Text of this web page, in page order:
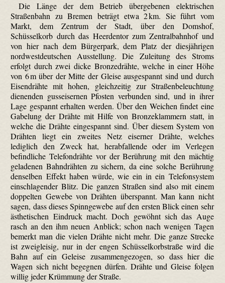
Die Länge der dem Betrieb übergebenen elektrischen
Straßenbahn zu Bremen beträgt etwa 2 km. Sie führt vom
Markt, dem Zentrum der Stadt, über den Domshof,
Schüsselkorb durch das Heerdentor zum Zentralbahnhof und
von hier nach dem Bürgerpark, dem Platz der diesjährigen
nordwestdeutschen Ausstellung. Die Zuleitung des Stroms
erfolgt durch zwei dicke Bronzedrähte, welche in einer Höhe
von 6 m über der Mitte der Gleise ausgespannt sind und durch
Eisendrähte mit hohen, gleichzeitig zur Straßenbeleuchtung
dienenden gusseisernen Pfosten verbunden sind, und in ihrer
Lage gespannt erhalten werden. Über den Weichen findet eine
Gabelung der Drähte mit Hilfe von Bronzeklammern statt, in
welche die Drähte eingespannt sind. Über diesem System von
Drähten liegt ein zweites Netz eiserner Drähte, welches
lediglich den Zweck hat, herabfallende oder im Verlegen
befindliche Telefondrähte vor der Berührung mit den mächtig
geladenen Bahndrähten zu sichern, da eine solche Berührung
denselben Effekt haben würde, wie ein in ein Telefonsystem
einschlagender Blitz. Die ganzen Straßen sind also mit einem
doppelten Gewebe von Drähten überspannt. Man kann nicht
sagen, dass dieses Spinngewebe auf den ersten Blick einen sehr
ästhetischen Eindruck macht. Doch gewöhnt sich das Auge
rasch an den ihm neuen Anblick; schon nach wenigen Tagen
bemerkt man die vielen Drähte nicht mehr. Die ganze Strecke
ist zweigleisig, nur in der engen Schüsselkorbstraße wird die
Bahn auf ein Geleise zusammengezogen, so dass hier die
Wagen sich nicht begegnen dürfen. Drähte und Gleise folgen
willig jeder Krümmung der Straße.